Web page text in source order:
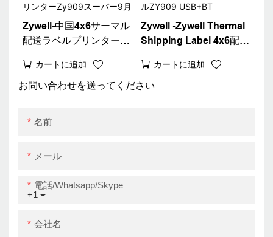
Zywell-中国4x6サーマル
配送ラベルプリンター新
テッカーバーコードウェ
イビルプリンターZy909
カートに追加
Zywell -Zywell Thermal
Shipping Label 4x6配送
Bluetoothサーマルプリ
ンターモジュールZY909
カートに追加
お問い合わせを送ってください
名前
メール
+1
電話/whatsapp/skype
会社名